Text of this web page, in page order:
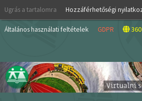
Skip
content
Ugrás a tartalomra Hozzáférhetőségi
Általános használati feltételek GDPR 360